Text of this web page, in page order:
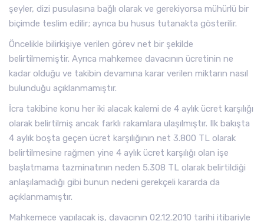
şeyler, dizi pusulasına bağlı olarak ve gerekiyorsa mühürlü bir
biçimde teslim edilir; ayrıca bu husus tutanakta gösterilir.
Öncelikle bilirkişiye verilen görev net bir şekilde
belirtilmemiştir. Ayrıca mahkemee davacının ücretinin ne
kadar olduğu ve takibin devamına karar verilen miktarın nasıl
bulunduğu açıklanmamıştır.
İcra takibine konu her iki alacak kalemi de 4 aylık ücret karşılığı
olarak belirtilmiş ancak farklı rakamlara ulaşılmıştır. Ilk bakışta
4 aylık boşta geçen ücret karşılığının net 3.800 TL olarak
belirtilmesine rağmen yine 4 aylık ücret karşılığı olan işe
başlatmama tazminatının neden 5.308 TL olarak belirtildiği
anlaşılamadığı gibi bunun nedeni gerekçeli kararda da
açıklanmamıştır.
Mahkemece yapılacak iş, davacının 02.12.2010 tarihi itibariyle